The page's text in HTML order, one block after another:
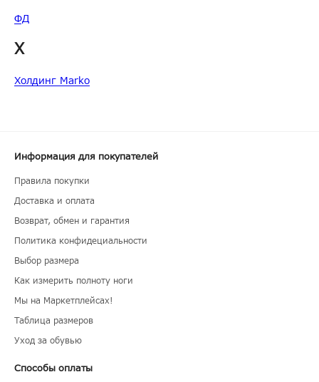
ФД
Х
Холдинг Marko
Информация для покупателей
Правила покупки
Доставка и оплата
Возврат, обмен и гарантия
Политика конфидециальности
Выбор размера
Как измерить полноту ноги
Мы на Маркетплейсах!
Таблица размеров
Уход за обувью
Способы оплаты